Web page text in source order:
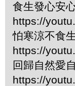
食生發心安
https://
怕寒涼不食
https://
回歸自然愛
https://